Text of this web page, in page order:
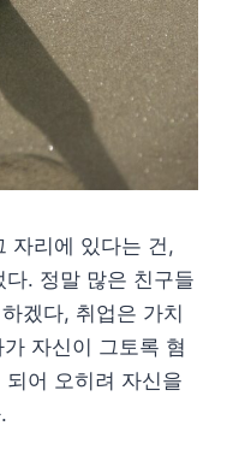
자리에 있다는 건,
. 정말 많은 친구들
겠다, 취업은 가치
자신이 그토록 혐
어 오히려 자신을